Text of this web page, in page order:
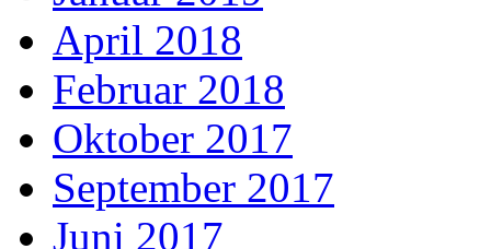
April 2018
Februar 2018
Oktober 2017
September 2017
Juni 2017